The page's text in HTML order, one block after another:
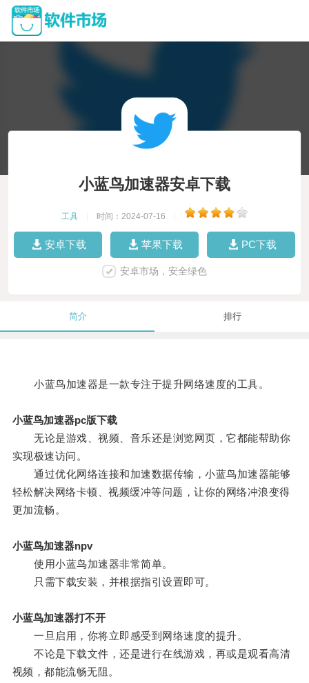
小蓝鸟加速器安卓下载
工具 时间：2024-07-16
安卓下载 苹果下载 PC下载
安卓市场，安全绿色
简介 排行
小蓝鸟加速器是一款专注于提升网络速度的工具。
小蓝鸟加速器pc版下载
无论是游戏、视频、音乐还是浏览网页，它都能帮助你
实现极速访问。
通过优化网络连接和加速数据传输，小蓝鸟加速器能够
轻松解决网络卡顿、视频缓冲等问题，让你的网络冲浪变得
更加流畅。
小蓝鸟加速器npv
使用小蓝鸟加速器非常简单。
只需下载安装，并根据指引设置即可。
小蓝鸟加速器打不开
一旦启用，你将立即感受到网络速度的提升。
不论是下载文件，还是进行在线游戏，再或是观看高清
视频，都能流畅无阻。